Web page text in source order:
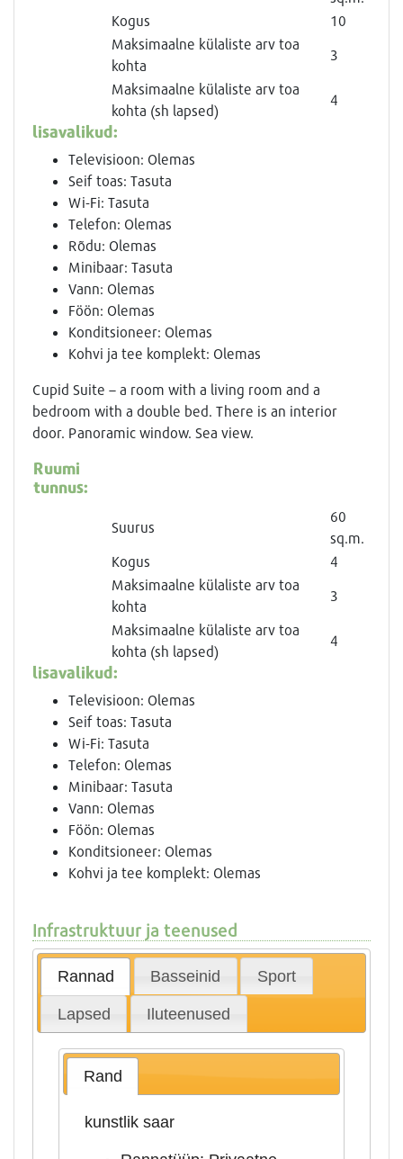
Kogus
10
Maksimaalne külaliste arv toa
kohta
3
Maksimaalne külaliste arv toa
kohta (sh lapsed)
4
lisavalikud:
Televisioon: Olemas
Seif toas: Tasuta
Wi-Fi: Tasuta
Telefon: Olemas
Rõdu: Olemas
Minibaar: Tasuta
Vann: Olemas
Föön: Olemas
Konditsioneer: Olemas
Kohvi ja tee komplekt: Olemas
Cupid Suite – a room with a living room and a
bedroom with a double bed. There is an interior
door. Panoramic window. Sea view.
Suurus
60
sq.m.
Kogus
4
Maksimaalne külaliste arv toa
kohta
3
Maksimaalne külaliste arv toa
kohta (sh lapsed)
4
Ruumi
tunnus:
lisavalikud:
Televisioon: Olemas
Seif toas: Tasuta
Wi-Fi: Tasuta
Telefon: Olemas
Minibaar: Tasuta
Vann: Olemas
Föön: Olemas
Konditsioneer: Olemas
Kohvi ja tee komplekt: Olemas
Infrastruktuur ja teenused
Rannad Basseinid Sport
Lapsed Iluteenused
Rand
kunstlik saar